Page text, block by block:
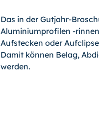
Das in der Gutjahr-
Aluminiumprofilen -rinnen
Aufstecken oder
Damit können Belag,
werden.